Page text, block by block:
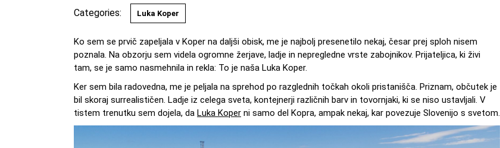
Categories: Luka Koper
Ko sem se prvič zapeljala v Koper na daljši obisk, me je najbolj presenetilo nekaj, česar prej sploh nisem
poznala. Na obzorju sem videla ogromne žerjave, ladje in nepregledne vrste zabojnikov. Prijateljica, ki živi
tam, se je samo nasmehnila in rekla: To je naša Luka Koper.
Ker sem bila radovedna, me je peljala na sprehod po razglednih točkah okoli pristanišča. Priznam, občutek je
bil skoraj surrealističen. Ladje iz celega sveta, kontejnerji različnih barv in tovornjaki, ki se niso ustavljali. V
tistem trenutku sem dojela, da Luka Koper ni samo del Kopra, ampak nekaj, kar povezuje Slovenijo s svetom.